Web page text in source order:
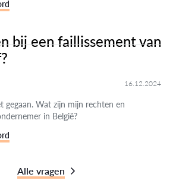
bij een faillissement van
16.12.2024
gegaan. Wat zijn mijn rechten en
in België?
Alle vragen